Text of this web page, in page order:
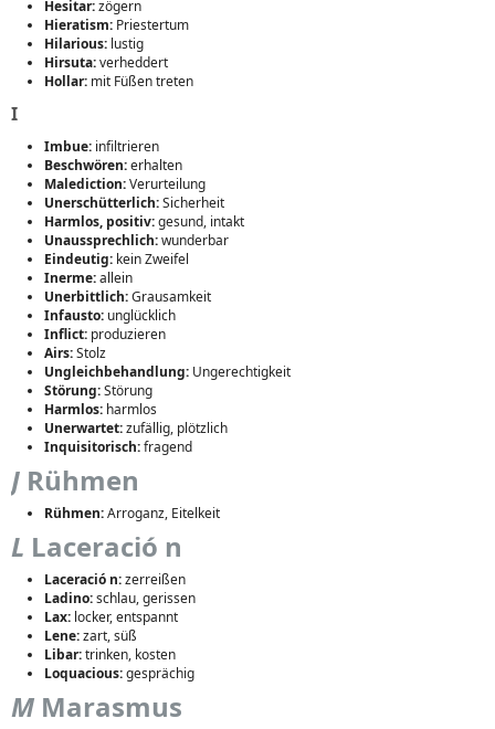
Hesitar:zögern
Hieratism: Priestertum
Hilarious: lustig
Hirsuta:verheddert
Hollar: mit Füßen treten
I
Imbue: infiltrieren
Beschwören:erhalten
Malediction:Verurteilung
Unerschütterlich:Sicherheit
Harmlos, positiv:gesund, intakt
Unaussprechlich:wunderbar
Eindeutig: kein Zweifel
Inerme:allein
Unerbittlich:Grausamkeit
Infausto: unglücklich
Inflict: produzieren
Airs:Stolz
Ungleichbehandlung: Ungerechtigkeit
Störung:Störung
Harmlos: harmlos
Unerwartet:zufällig, plötzlich
Inquisitorisch:fragend
J Rühmen
Rühmen:Arroganz, Eitelkeit
L Laceració n
Laceració n:zerreißen
Ladino:schlau, gerissen
Lax: locker, entspannt
Lene:zart, süß
Libar:trinken, kosten
Loquacious:gesprächig
M Marasmus